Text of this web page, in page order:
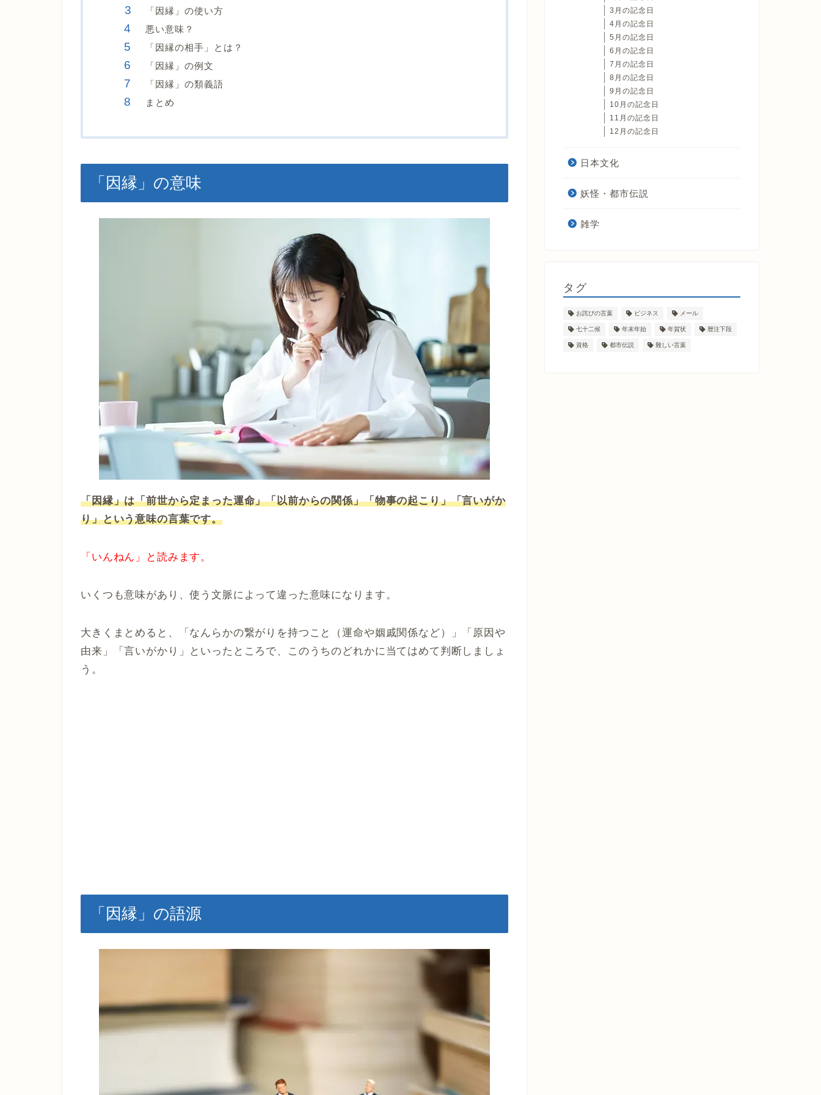
「因縁」の使い方
悪い意味？
「因縁の相手」とは？
「因縁」の例文
「因縁」の類義語
まとめ
「因縁」の意味
「因縁」は「前世から定まった運命」「以前からの関係」「物事の起こり」「言いがか
り」という意味の言葉です。
「いんねん」と読みます。
いくつも意味があり、使う文脈によって違った意味になります。
大きくまとめると、「なんらかの繋がりを持つこと（運命や姻戚関係など）」「原因や
由来」「言いがかり」といったところで、このうちのどれかに当てはめて判断しましょ
う。
「因縁」の語源
3月の記念日
4月の記念日
5月の記念日
6月の記念日
7月の記念日
8月の記念日
9月の記念日
10月の記念日
11月の記念日
12月の記念日
日本文化
妖怪・都市伝説
雑学
タグ
お詫びの言葉 ビジネス メール
七十二候 年末年始 年賀状 暦注下段
資格 都市伝説 難しい言葉